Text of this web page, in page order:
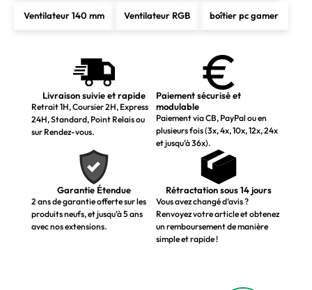
Ventilateur 140 mm Ventilateur RGB boîtier pc gamer
Livraison suivie et rapide
Retrait 1H, Coursier 2H, Express
24H, Standard, Point Relais ou
sur Rendez-vous.
Paiement sécurisé et
modulable
Paiement via CB, PayPal ou en
plusieurs fois (3x, 4x, 10x, 12x, 24x
et jusqu’à 36x).
Garantie Étendue
2 ans de garantie offerte sur les
produits neufs, et jusqu’à 5 ans
avec nos extensions.
Rétractation sous 14 jours
Vous avez changé d’avis ?
Renvoyez votre article et obtenez
un remboursement de manière
simple et rapide !